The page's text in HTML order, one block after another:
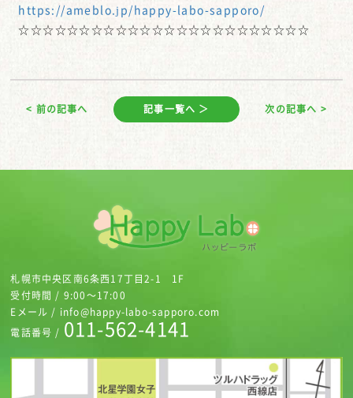
https://ameblo.jp/happy-labo-sapporo/
☆☆☆☆☆☆☆☆☆☆☆☆☆☆☆☆☆☆☆☆☆☆☆☆
< 前の記事へ 記事一覧へ ＞ 次の記事へ >
札幌市中央区南6条西17丁目2-1 1F
受付時間 / 9:00～17:00
Eメール / info@happy-labo-sapporo.com
電話番号 / 011-562-4141